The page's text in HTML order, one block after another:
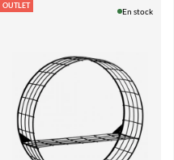
OUTLET
En stock